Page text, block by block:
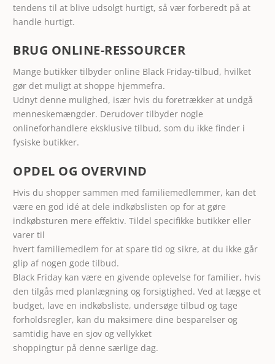
tendens til at blive udsolgt hurtigt, så vær forberedt på at
handle hurtigt.
BRUG ONLINE-RESSOURCER
Mange butikker tilbyder online Black Friday-tilbud, hvilket
gør det muligt at shoppe hjemmefra.
Udnyt denne mulighed, især hvis du foretrækker at undgå
menneskemængder. Derudover tilbyder nogle
onlineforhandlere eksklusive tilbud, som du ikke finder i
fysiske butikker.
OPDEL OG OVERVIND
Hvis du shopper sammen med familiemedlemmer, kan det
være en god idé at dele indkøbslisten op for at gøre
indkøbsturen mere effektiv. Tildel specifikke butikker eller
varer til
hvert familiemedlem for at spare tid og sikre, at du ikke går
glip af nogen gode tilbud.
Black Friday kan være en givende oplevelse for familier, hvis
den tilgås med planlægning og forsigtighed. Ved at lægge et
budget, lave en indkøbsliste, undersøge tilbud og tage
forholdsregler, kan du maksimere dine besparelser og
samtidig have en sjov og vellykket
shoppingtur på denne særlige dag.